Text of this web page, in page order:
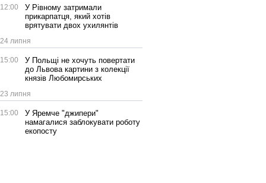
12:00
У Рівному затримали
прикарпатця, який хотів
врятувати двох ухилянтів
24 липня
15:00
У Польщі не хочуть повертати
до Львова картини з колекції
князів Любомирських
23 липня
15:00
У Яремче "джипери"
намагалися заблокувати роботу
екопосту